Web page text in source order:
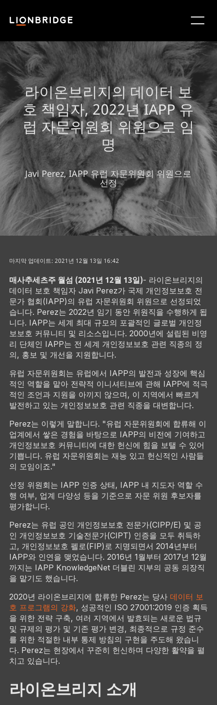
라이온브리지의 데이터 보
호 책임자, 2022년 IAPP 유
럽 자문위원회 위원으로 임
명
Javi Perez, IAPP 유럽 자문위원회 위원으로
선정
마지막 업데이트: 2021년 12월 13일 16:42
매사추세츠주 월섬 (2021년 12월 13일)- 라이온브리지의
데이터 보호 책임자 Javi Perez가 국제 개인정보보호 전
문가 협회(IAPP)의 유럽 자문위원회 위원으로 선정되었
습니다. Perez는 2022년 임기 동안 위원직을 수행하게 됩
니다. IAPP는 세계 최대 규모의 포괄적인 글로벌 개인정
보보호 커뮤니티 및 리소스입니다. 2000년에 설립된 비영
리 단체인 IAPP는 전 세계 개인정보보호 관련 직종의 정
의, 홍보 및 개선을 지원합니다.
유럽 자문위원회는 유럽에서 IAPP의 발전과 성장에 핵심
적인 역할을 맡아 전략적 이니셔티브에 관해 IAPP에 적극
적인 조언과 지원을 아끼지 않으며, 이 지역에서 빠르게
발전하고 있는 개인정보보호 관련 직종을 대변합니다.
Perez는 이렇게 말합니다. "유럽 자문위원회에 합류해 이
업계에서 쌓은 경험을 바탕으로 IAPP의 비전에 기여하고
개인정보보호 커뮤니티에 대한 헌신에 힘을 보탤 수 있어
기쁩니다. 유럽 자문위원회는 재능 있고 헌신적인 사람들
의 모임이죠."
선정 위원회는 IAPP 인증 상태, IAPP 내 지도자 역할 수
행 여부, 업계 다양성 등을 기준으로 자문 위원 후보자를
평가합니다.
Perez는 유럽 공인 개인정보보호 전문가(CIPP/E) 및 공
인 개인정보보호 기술전문가(CIPT) 인증을 모두 취득하
고, 개인정보보호 펠로(FIP)로 지명되면서 2014년부터
IAPP와 인연을 맺었습니다. 2016년 1월부터 2017년 12월
까지는 IAPP KnowledgeNet 더블린 지부의 공동 의장직
을 맡기도 했습니다.
2020년 라이온브리지에 합류한 Perez는 당사 데이터 보
호 프로그램의 강화, 성공적인 ISO 27001:2019 인증 획득
을 위한 전략 구축, 여러 지역에서 발효되는 새로운 법규
및 규제의 평가 및 기존 평가 변경, 최종적으로 규정 준수
를 위한 적절한 내부 통제 방침의 구현을 주도해 왔습니
다. Perez는 현장에서 꾸준히 헌신하며 다양한 활약을 펼
치고 있습니다.
라이온브리지 소개